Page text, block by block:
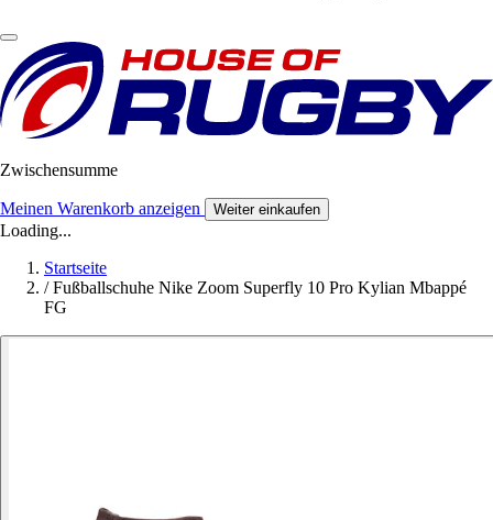
Zwischensumme
Meinen Warenkorb anzeigen Weiter einkaufen
Loading...
Startseite
/ Fußballschuhe Nike Zoom Superfly 10 Pro Kylian Mbappé
FG